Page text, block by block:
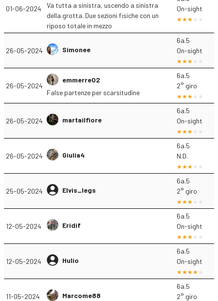
01-06-2024
Va tutta a sinistra, uscendo a sinistra
della grotta. Due sezioni fisiche con un
riposo totale in mezzo
On-sight
26-05-2024 Simonee
6a.5
On-sight
26-05-2024
emmerre02
False partenze per scarsitudine
6a.5
2° giro
26-05-2024 martailfiore
6a.5
On-sight
26-05-2024 Giulia4
6a.5
N.D.
25-05-2024 Elvis_legs
6a.5
2° giro
12-05-2024 Eridif
6a.5
On-sight
12-05-2024 Hulio
6a.5
On-sight
11-05-2024 Marcome88
6a.5
2° giro